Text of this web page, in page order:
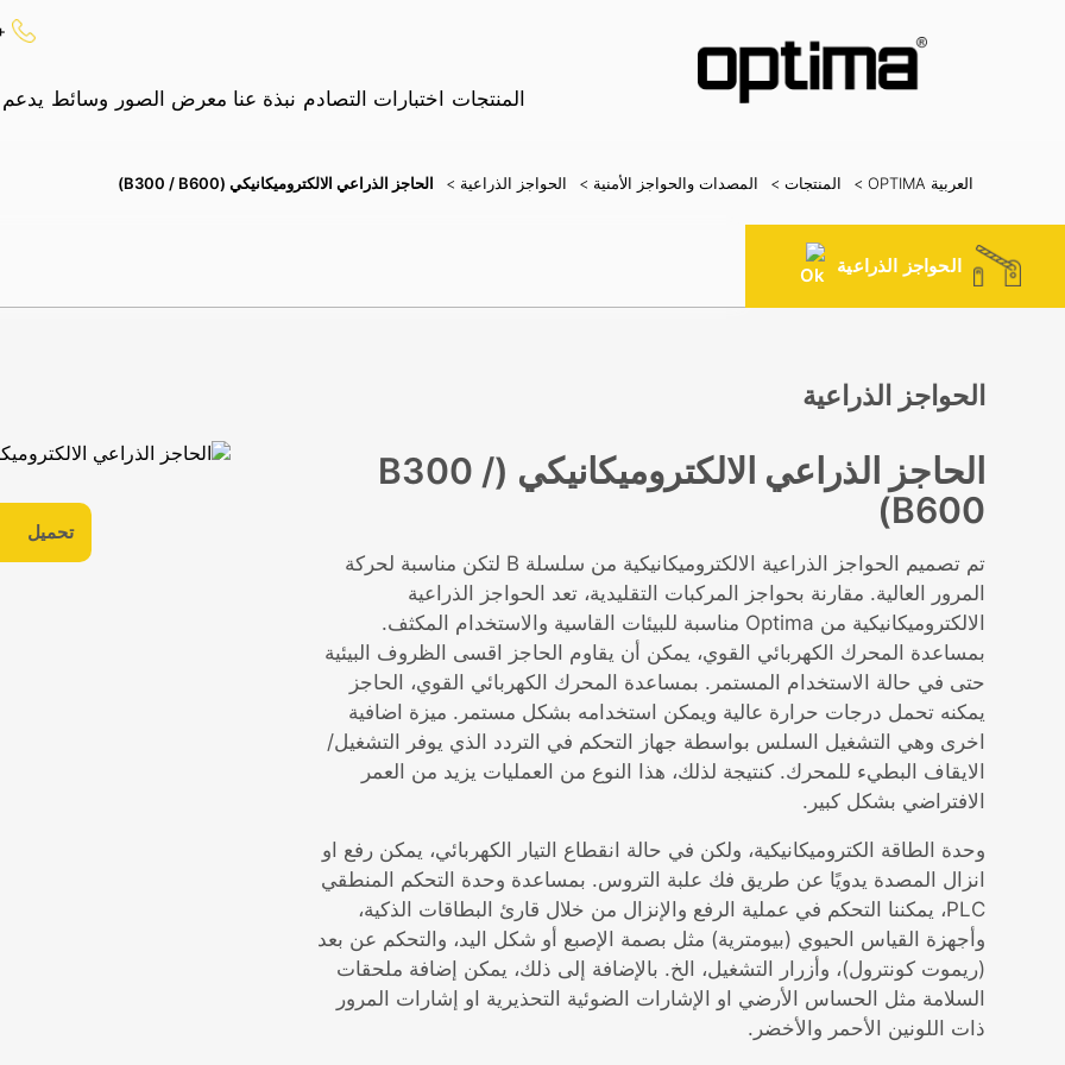
✕
حاجز معيق الطريق مربط الحبال بوابة منزلقة نظام التعرف على لوحات السيارات
15 00
المنتجات اختبارات التصادم نبذة عنا معرض الصور وسائط يدعم
العربية OPTIMA > المنتجات > المصدات والحواجز الأمنية > الحواجز الذراعية > الحاجز الذراعي الالكتروميكانيكي (B300 / B600)
الحواجز الذراعية
الحواجز الذراعية
الحاجز الذراعي الالكتروميكانيكي (B300 /
B600)
تم تصميم الحواجز الذراعية الالكتروميكانيكية من سلسلة B لتكن مناسبة لحركة
المرور العالية. مقارنة بحواجز المركبات التقليدية، تعد الحواجز الذراعية
الالكتروميكانيكية من Optima مناسبة للبيئات القاسية والاستخدام المكثف.
بمساعدة المحرك الكهربائي القوي، يمكن أن يقاوم الحاجز اقسى الظروف البيئية
حتى في حالة الاستخدام المستمر. بمساعدة المحرك الكهربائي القوي، الحاجز
يمكنه تحمل درجات حرارة عالية ويمكن استخدامه بشكل مستمر. ميزة اضافية
اخرى وهي التشغيل السلس بواسطة جهاز التحكم في التردد الذي يوفر التشغيل/
الايقاف البطيء للمحرك. كنتيجة لذلك، هذا النوع من العمليات يزيد من العمر
الافتراضي بشكل كبير.
وحدة الطاقة الكتروميكانيكية، ولكن في حالة انقطاع التيار الكهربائي، يمكن رفع او
انزال المصدة يدويًا عن طريق فك علبة التروس. بمساعدة وحدة التحكم المنطقي
PLC، يمكننا التحكم في عملية الرفع والإنزال من خلال قارئ البطاقات الذكية،
وأجهزة القياس الحيوي (بيومترية) مثل بصمة الإصبع أو شكل اليد، والتحكم عن بعد
(ريموت كونترول)، وأزرار التشغيل، الخ. بالإضافة إلى ذلك، يمكن إضافة ملحقات
السلامة مثل الحساس الأرضي او الإشارات الضوئية التحذيرية او إشارات المرور
ذات اللونين الأحمر والأخضر.
تحميل